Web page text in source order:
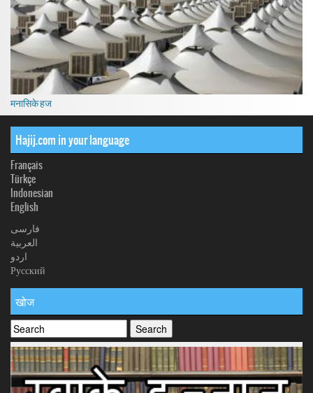
मनासिके हज
Hajij.com in your language
Français
Türkçe
Indonesian
English
فارسی
العربیة
اردو
Русский
खोज